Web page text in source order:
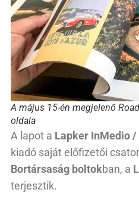
A május 15-én megjelenő
oldala
A lapot a Lapker InMedio /
kiadó saját előfizetői
Bortársaság boltokban, a
terjesztik.